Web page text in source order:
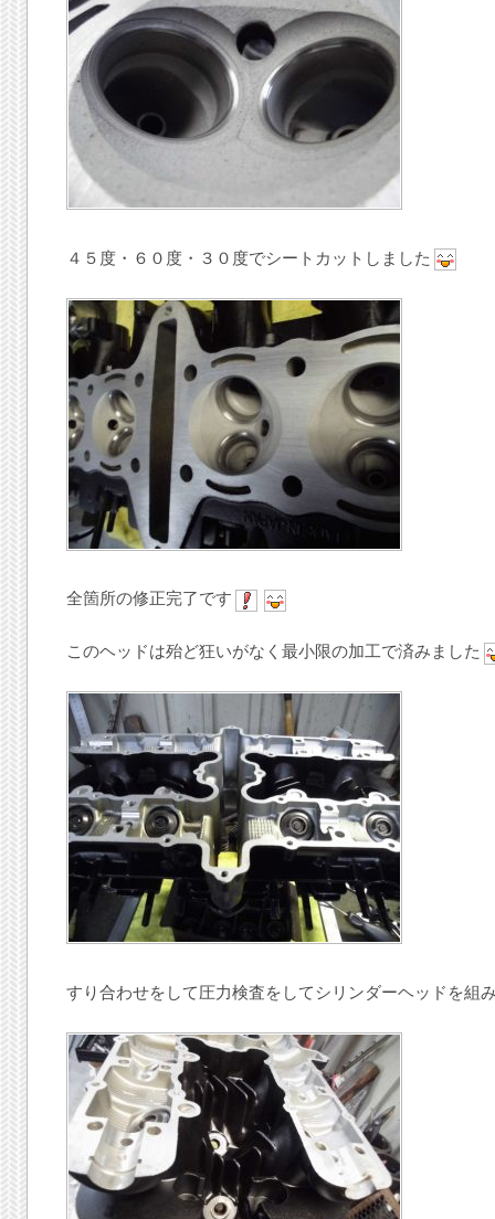
４５度・６０度・３０度でシートカットしました
全箇所の修正完了です
このヘッドは殆ど狂いがなく最小限の加工で済みました
すり合わせをして圧力検査をしてシリンダーヘッドを組